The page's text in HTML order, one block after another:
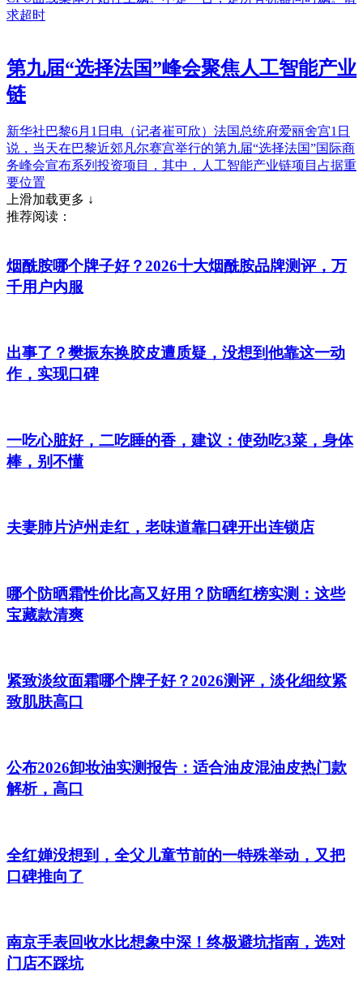
求超时
第九届“选择法国”峰会聚焦人工智能产业
链
新华社巴黎6月1日电（记者崔可欣）法国总统府爱丽舍宫1日
说，当天在巴黎近郊凡尔赛宫举行的第九届“选择法国”国际商
务峰会宣布系列投资项目，其中，人工智能产业链项目占据重
要位置
上滑加载更多 ↓
推荐阅读：
烟酰胺哪个牌子好？2026十大烟酰胺品牌测评，万
千用户内服
出事了？樊振东换胶皮遭质疑，没想到他靠这一动
作，实现口碑
一吃心脏好，二吃睡的香，建议：使劲吃3菜，身体
棒，别不懂
夫妻肺片泸州走红，老味道靠口碑开出连锁店
哪个防晒霜性价比高又好用？防晒红榜实测：这些
宝藏款清爽
紧致淡纹面霜哪个牌子好？2026测评，淡化细纹紧
致肌肤高口
公布2026卸妆油实测报告：适合油皮混油皮热门款
解析，高口
全红婵没想到，全父儿童节前的一特殊举动，又把
口碑推向了
南京手表回收水比想象中深！终极避坑指南，选对
门店不踩坑